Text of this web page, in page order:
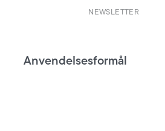
NEWSLETTER
Anvendelsesformål